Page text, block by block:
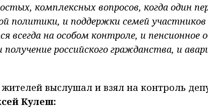
комплексных вопросов, когда один
политики, и поддержки семей участников
всегда на особом контроле, и пенсионное
получение российского гражданства, и
выслушал и взял на контроль
Кулеш: